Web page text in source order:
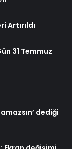
Artırıldı
31 Temmuz
dediği